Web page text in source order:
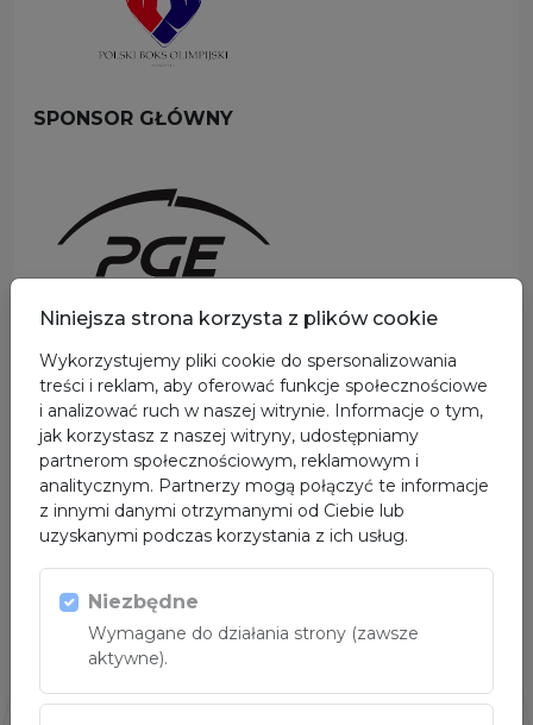
SPONSOR GŁÓWNY
PARTNER
Niniejsza strona korzysta z plików cookie
Wykorzystujemy pliki cookie do spersonalizowania
treści i reklam, aby oferować funkcje społecznościowe
i analizować ruch w naszej witrynie. Informacje o tym,
jak korzystasz z naszej witryny, udostępniamy
partnerom społecznościowym, reklamowym i
analitycznym. Partnerzy mogą połączyć te informacje
z innymi danymi otrzymanymi od Ciebie lub
uzyskanymi podczas korzystania z ich usług.
Niezbędne
Wymagane do działania strony (zawsze
aktywne).